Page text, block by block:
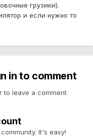
грузики).
и если нужно то
in to comment
to leave a comment
It's easy!